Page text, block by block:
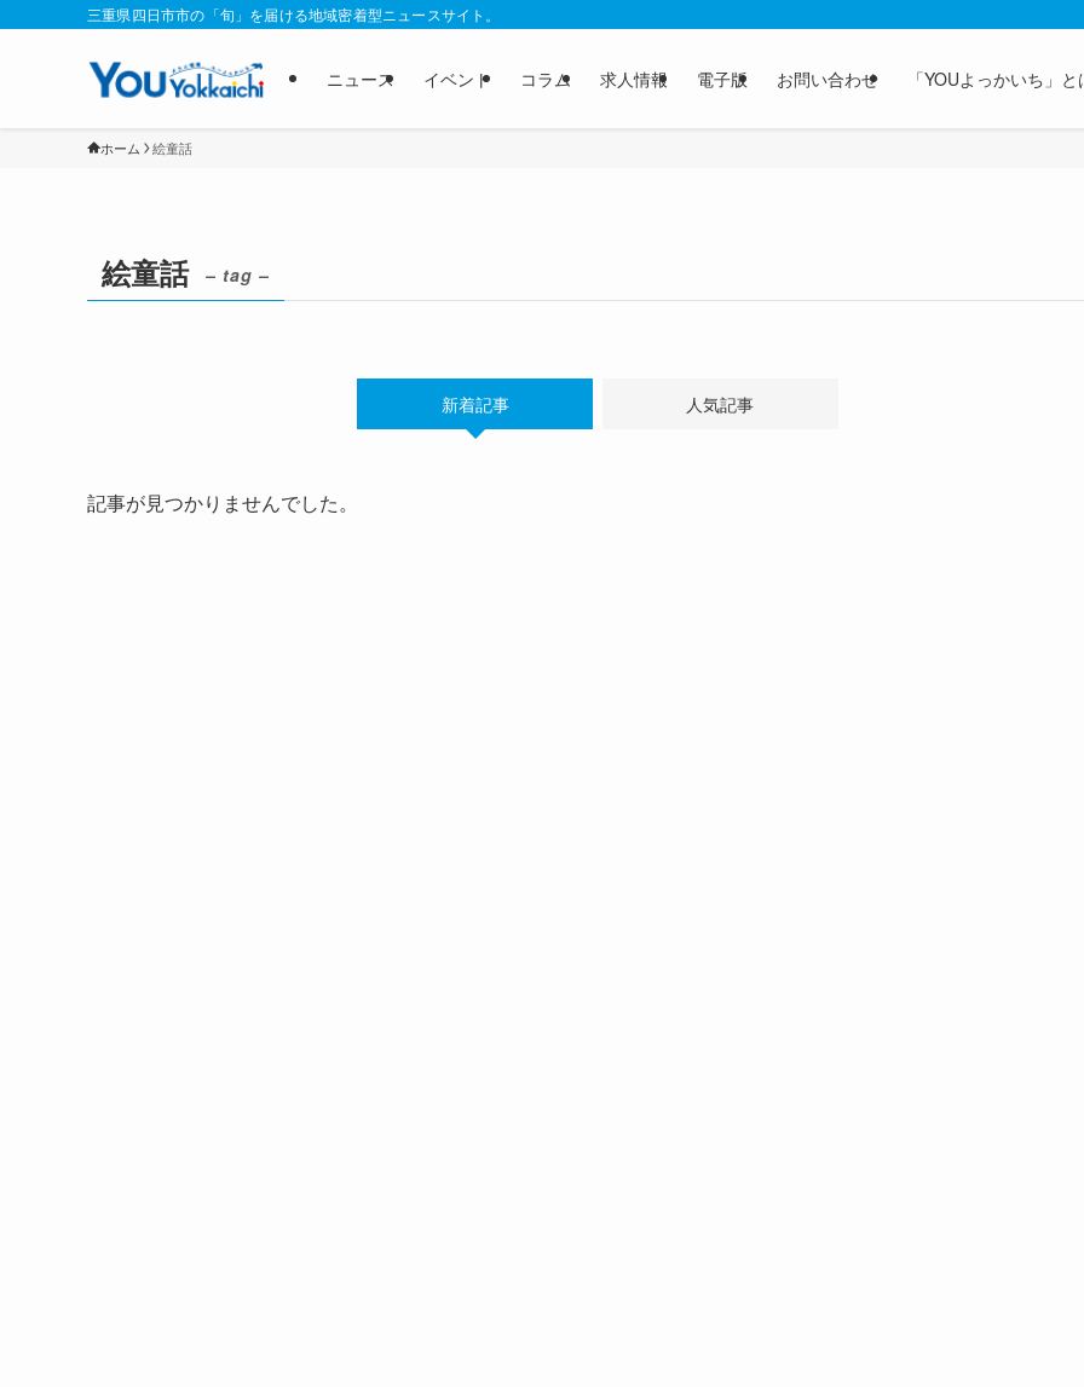
三重県四日市市の「旬」を届ける地域密着型ニュースサイト。
ニュース イベント コラム 求人情報 電子版 お問い合わせ 「YOUよっかいち」と
ホーム 絵童話
絵童話 – tag –
新着記事 人気記事
記事が見つかりませんでした。